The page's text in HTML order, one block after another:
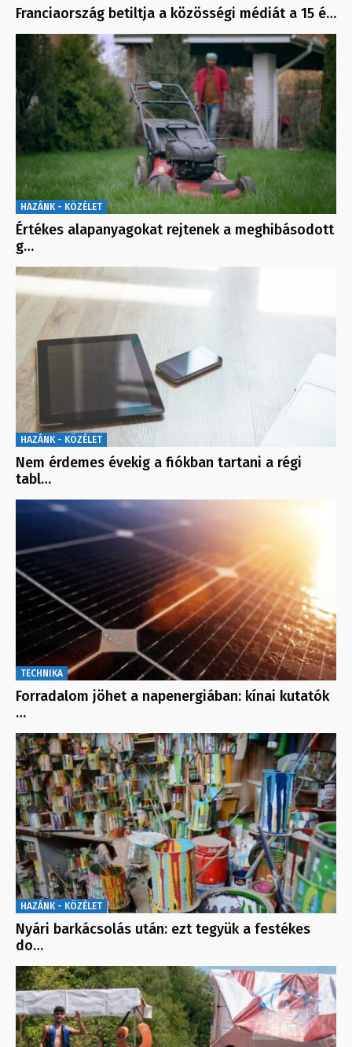
Franciaország betiltja a közösségi médiát a 15 é…
HAZÁNK - KÖZÉLET
Értékes alapanyagokat rejtenek a meghibásodott
g…
HAZÁNK - KÖZÉLET
Nem érdemes évekig a fiókban tartani a régi
tabl…
TECHNIKA
Forradalom jöhet a napenergiában: kínai kutatók
…
HAZÁNK - KÖZÉLET
Nyári barkácsolás után: ezt tegyük a festékes
do…